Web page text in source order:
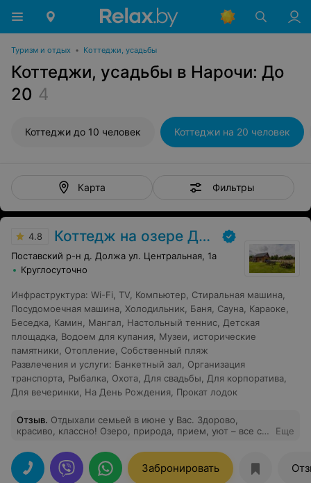
Туризм и отдых • Коттеджи, усадьбы
Коттеджи, усадьбы в Нарочи: До
20 4
Коттеджи до 10 человек Коттеджи на 20 человек
Карта Фильтры
4.8 Коттедж на озере Должа
Поставский р-н д. Должа ул. Центральная, 1а
Круглосуточно
Инфраструктура: Wi-Fi TV Компьютер Стиральная машина
Посудомоечная машина Холодильник Баня Сауна Караоке
Беседка Камин Мангал Настольный теннис Детская
площадка Водоем для купания Музеи, исторические
памятники
Отопление
Собственный пляж
Развлечения и услуги: Банкетный зал
Организация
транспорта Рыбалка Охота Для свадьбы Для корпоратива
Для вечеринки
На День Рождения Прокат лодок
Отзыв. Отдыхали семьей в июне у Вас. Здорово,
красиво, классно! Озеро, природа, прием, уют – все со
Еще
Забронировать